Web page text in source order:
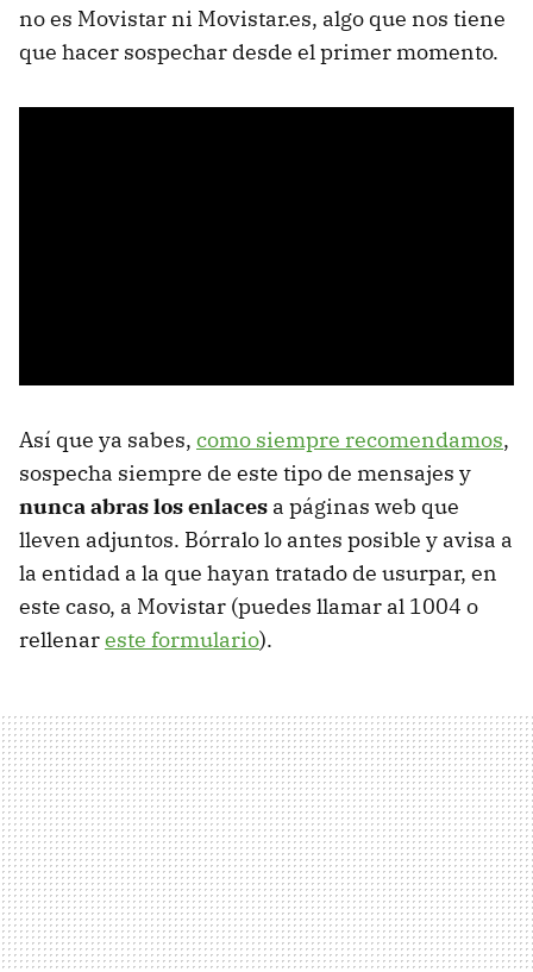
no es Movistar ni Movistar.es, algo que nos tiene
que hacer sospechar desde el primer momento.
Así que ya sabes, como siempre recomendamos,
sospecha siempre de este tipo de mensajes y
nunca abras los enlaces a páginas web que
lleven adjuntos. Bórralo lo antes posible y avisa a
la entidad a la que hayan tratado de usurpar, en
este caso, a Movistar (puedes llamar al 1004 o
rellenareste formulario).